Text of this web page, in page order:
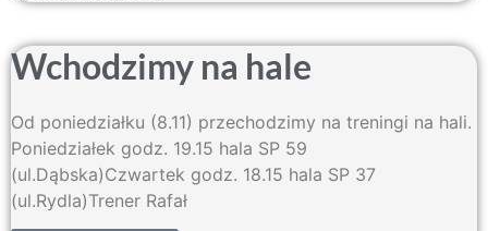
Wchodzimy na hale
Od poniedziałku (8.11) przechodzimy na treningi na hali.
Poniedziałek godz. 19.15 hala SP 59
(ul.Dąbska)Czwartek godz. 18.15 hala SP 37
(ul.Rydla)Trener Rafał